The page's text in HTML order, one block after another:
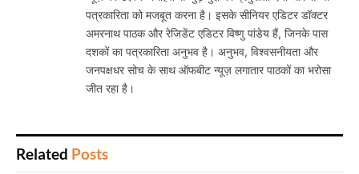
पत्रकारिता को मजबूत करना है। इसके सीनियर एडिटर डॉक्टर
अमरनाथ पाठक और रेजिडेंट एडिटर विष्णु पांडेय हैं, जिनके पास
दशकों का पत्रकारिता अनुभव है। अनुभव, विश्वसनीयता और
जनपक्षधर सोच के साथ ऑफबीट न्यूज़ लगातार पाठकों का भरोसा
जीत रहा है।
Related Posts